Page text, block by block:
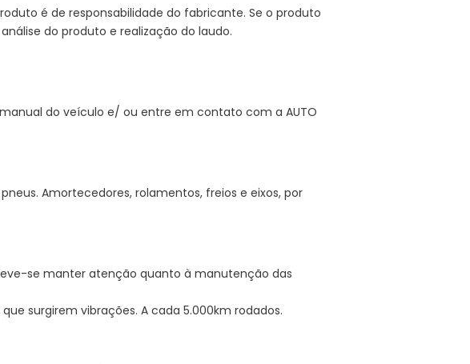
é de responsabilidade do fabricante. Se o produto
do produto e realização do laudo.
do veículo e/ ou entre em contato com a AUTO
Amortecedores, rolamentos, freios e eixos, por
se manter atenção quanto à manutenção das
surgirem vibrações. A cada 5.000km rodados.